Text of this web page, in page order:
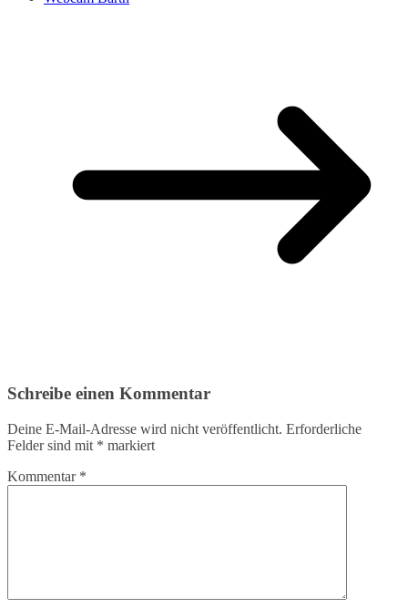
Schreibe einen Kommentar
Deine E-Mail-Adresse wird nicht veröffentlicht. Erforderliche
Felder sind mit * markiert
Kommentar *